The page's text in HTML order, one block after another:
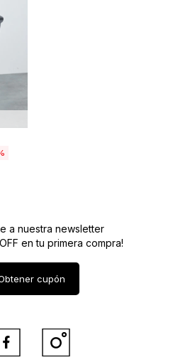
a nuestra newsletter
en tu primera compra!
cupón
 